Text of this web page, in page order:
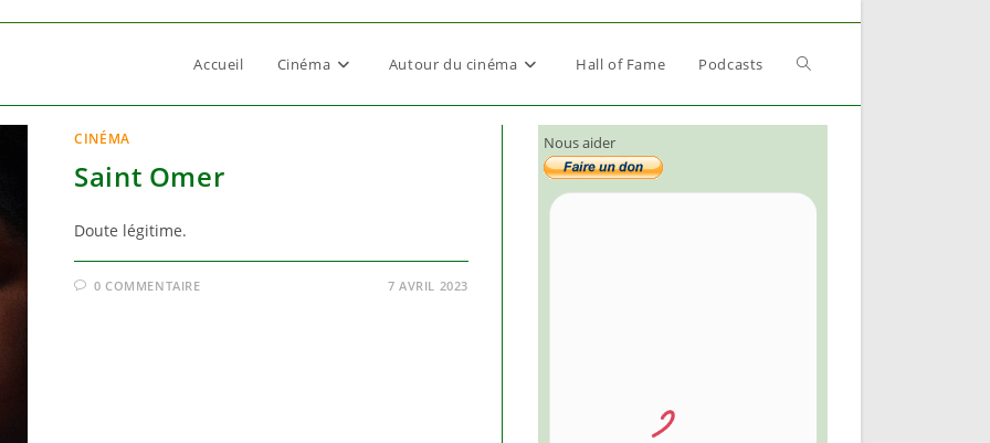
Accueil Cinéma Autour du cinéma Hall of Fame Podcasts Toggle
CINÉMA
Saint Omer
Doute légitime.
0 COMMENTAIRE 7 AVRIL 2023
Nous aider